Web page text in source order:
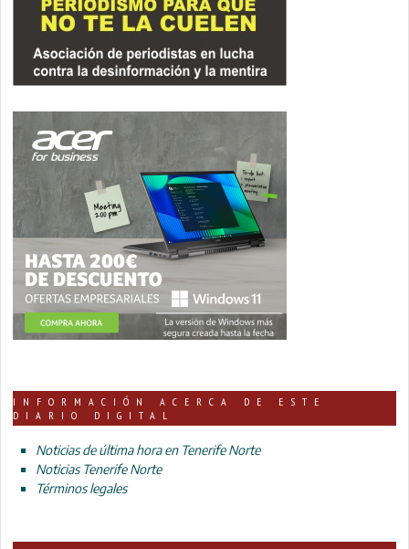
INFORMACIÓN ACERCA DE ESTE
DIARIO DIGITAL
Noticias de última hora en Tenerife Norte
Noticias Tenerife Norte
Términos legales